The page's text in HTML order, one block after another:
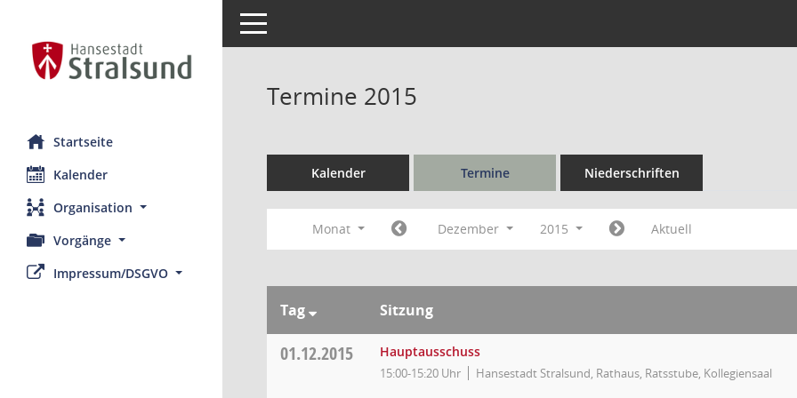
Startseite
Kalender
Organisation
Vorgänge
Impressum/DSGVO
Toggle navigation
Termine 2015
Kalender Termine Niederschriften
Monat Dezember 2015 Aktuell
Tag Sitzung
01.12.2015 Hauptausschuss
15:00-15:20 Uhr Hansestadt Stralsund, Rathaus, Ratsstube, Kollegiensaal